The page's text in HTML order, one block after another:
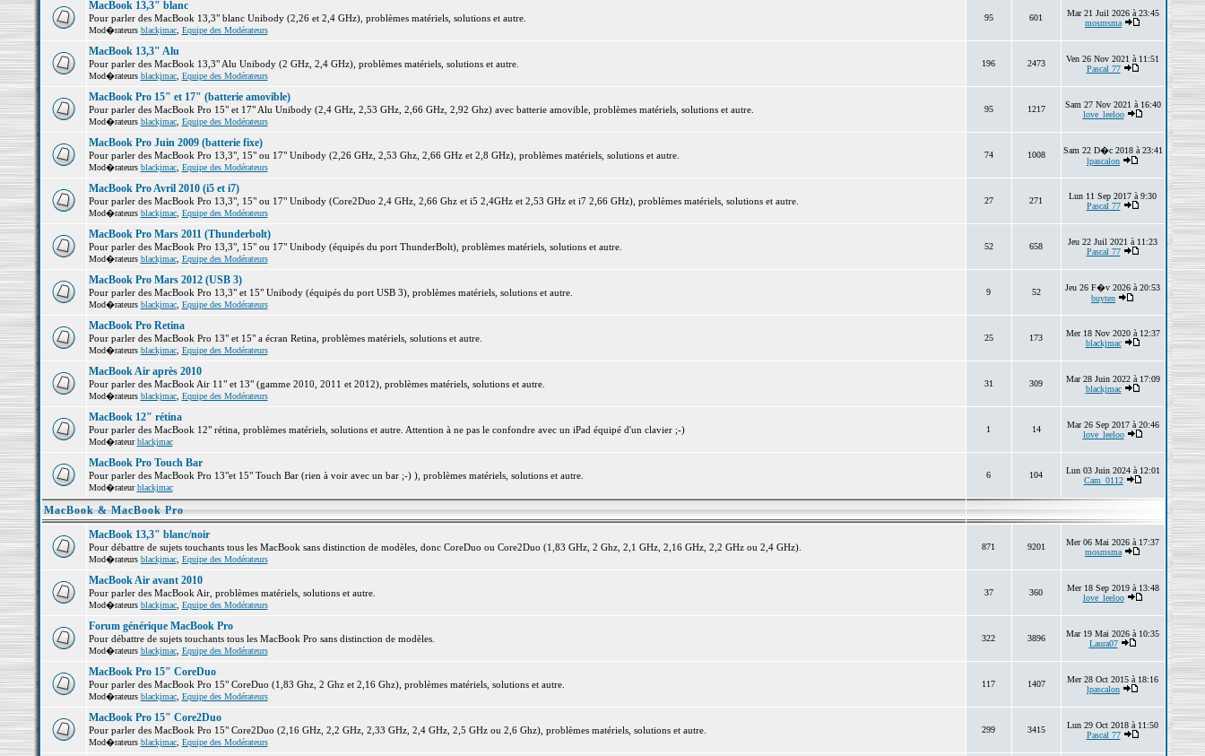
MacBook 13,3" blanc
Pour parler des MacBook 13,3" blanc Unibody (2,26 et 2,4 GHz), problèmes matériels, solutions et autre.
Mod�rateurs blackjmac, Equipe des Modérateurs
95 601
Mar 21 Juil 2026 à 23:45
mosmsma
MacBook 13,3" Alu
Pour parler des MacBook 13,3" Alu Unibody (2 GHz, 2,4 GHz), problèmes matériels, solutions et autre.
Mod�rateurs blackjmac, Equipe des Modérateurs
196 2473
Ven 26 Nov 2021 à 11:51
Pascal 77
MacBook Pro 15" et 17" (batterie amovible)
Pour parler des MacBook Pro 15" et 17" Alu Unibody (2,4 GHz, 2,53 GHz, 2,66 GHz, 2,92 Ghz) avec batterie amovible, problèmes matériels, solutions et autre.
Mod�rateurs blackjmac, Equipe des Modérateurs
95 1217
Sam 27 Nov 2021 à 16:40
love_leeloo
MacBook Pro Juin 2009 (batterie fixe)
Pour parler des MacBook Pro 13,3", 15" ou 17" Unibody (2,26 GHz, 2,53 Ghz, 2,66 GHz et 2,8 GHz), problèmes matériels, solutions et autre.
Mod�rateurs blackjmac, Equipe des Modérateurs
74 1008
Sam 22 D�c 2018 à 23:41
lpascalon
MacBook Pro Avril 2010 (i5 et i7)
Pour parler des MacBook Pro 13,3", 15" ou 17" Unibody (Core2Duo 2,4 GHz, 2,66 Ghz et i5 2,4GHz et 2,53 GHz et i7 2,66 GHz), problèmes matériels, solutions et autre.
Mod�rateurs blackjmac, Equipe des Modérateurs
27 271
Lun 11 Sep 2017 à 9:30
Pascal 77
MacBook Pro Mars 2011 (Thunderbolt)
Pour parler des MacBook Pro 13,3", 15" ou 17" Unibody (équipés du port ThunderBolt), problèmes matériels, solutions et autre.
Mod�rateurs blackjmac, Equipe des Modérateurs
52 658
Jeu 22 Juil 2021 à 11:23
Pascal 77
MacBook Pro Mars 2012 (USB 3)
Pour parler des MacBook Pro 13,3" et 15" Unibody (équipés du port USB 3), problèmes matériels, solutions et autre.
Mod�rateurs blackjmac, Equipe des Modérateurs
9 52
Jeu 26 F�v 2026 à 20:53
buyten
MacBook Pro Retina
Pour parler des MacBook Pro 13" et 15" a écran Retina, problèmes matériels, solutions et autre.
Mod�rateurs blackjmac, Equipe des Modérateurs
25 173
Mer 18 Nov 2020 à 12:37
blackjmac
MacBook Air après 2010
Pour parler des MacBook Air 11" et 13" (gamme 2010, 2011 et 2012), problèmes matériels, solutions et autre.
Mod�rateurs blackjmac, Equipe des Modérateurs
31 309
Mar 28 Juin 2022 à 17:09
blackjmac
MacBook 12" rétina
Pour parler des MacBook 12" rétina, problèmes matériels, solutions et autre. Attention à ne pas le confondre avec un iPad équipé d'un clavier ;-)
Mod�rateurblackjmac
1 14
Mar 26 Sep 2017 à 20:46
love_leeloo
MacBook Pro Touch Bar
Pour parler des MacBook Pro 13"et 15" Touch Bar (rien à voir avec un bar ;-) ), problèmes matériels, solutions et autre.
Mod�rateurblackjmac
6 104
Lun 03 Juin 2024 à 12:01
Cam_0112
MacBook & MacBook Pro
MacBook 13,3" blanc/noir
Pour débattre de sujets touchants tous les MacBook sans distinction de modèles, donc CoreDuo ou Core2Duo (1,83 GHz, 2 Ghz, 2,1 GHz, 2,16 GHz, 2,2 GHz ou 2,4 GHz).
Mod�rateurs blackjmac, Equipe des Modérateurs
871 9201
Mer 06 Mai 2026 à 17:37
mosmsma
MacBook Air avant 2010
Pour parler des MacBook Air, problèmes matériels, solutions et autre.
Mod�rateurs blackjmac, Equipe des Modérateurs
37 360
Mer 18 Sep 2019 à 13:48
love_leeloo
Forum générique MacBook Pro
Pour débattre de sujets touchants tous les MacBook Pro sans distinction de modèles.
Mod�rateurs blackjmac, Equipe des Modérateurs
322 3896
Mar 19 Mai 2026 à 10:35
Laura07
MacBook Pro 15" CoreDuo
Pour parler des MacBook Pro 15" CoreDuo (1,83 Ghz, 2 Ghz et 2,16 Ghz), problèmes matériels, solutions et autre.
Mod�rateurs blackjmac, Equipe des Modérateurs
117 1407
Mer 28 Oct 2015 à 18:16
lpascalon
MacBook Pro 15" Core2Duo
Pour parler des MacBook Pro 15" Core2Duo (2,16 GHz, 2,2 GHz, 2,33 GHz, 2,4 GHz, 2,5 GHz ou 2,6 Ghz), problèmes matériels, solutions et autre.
Mod�rateurs blackjmac, Equipe des Modérateurs
299 3415
Lun 29 Oct 2018 à 11:50
Pascal 77